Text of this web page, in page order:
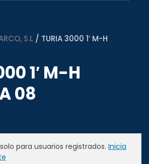
S.L / TURIA 3000 1′ M-H
1′ M-H
08
para usuarios registrados. Inicia